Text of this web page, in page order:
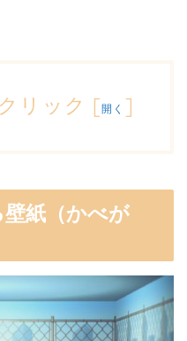
リック [開く ]
紙（かべが